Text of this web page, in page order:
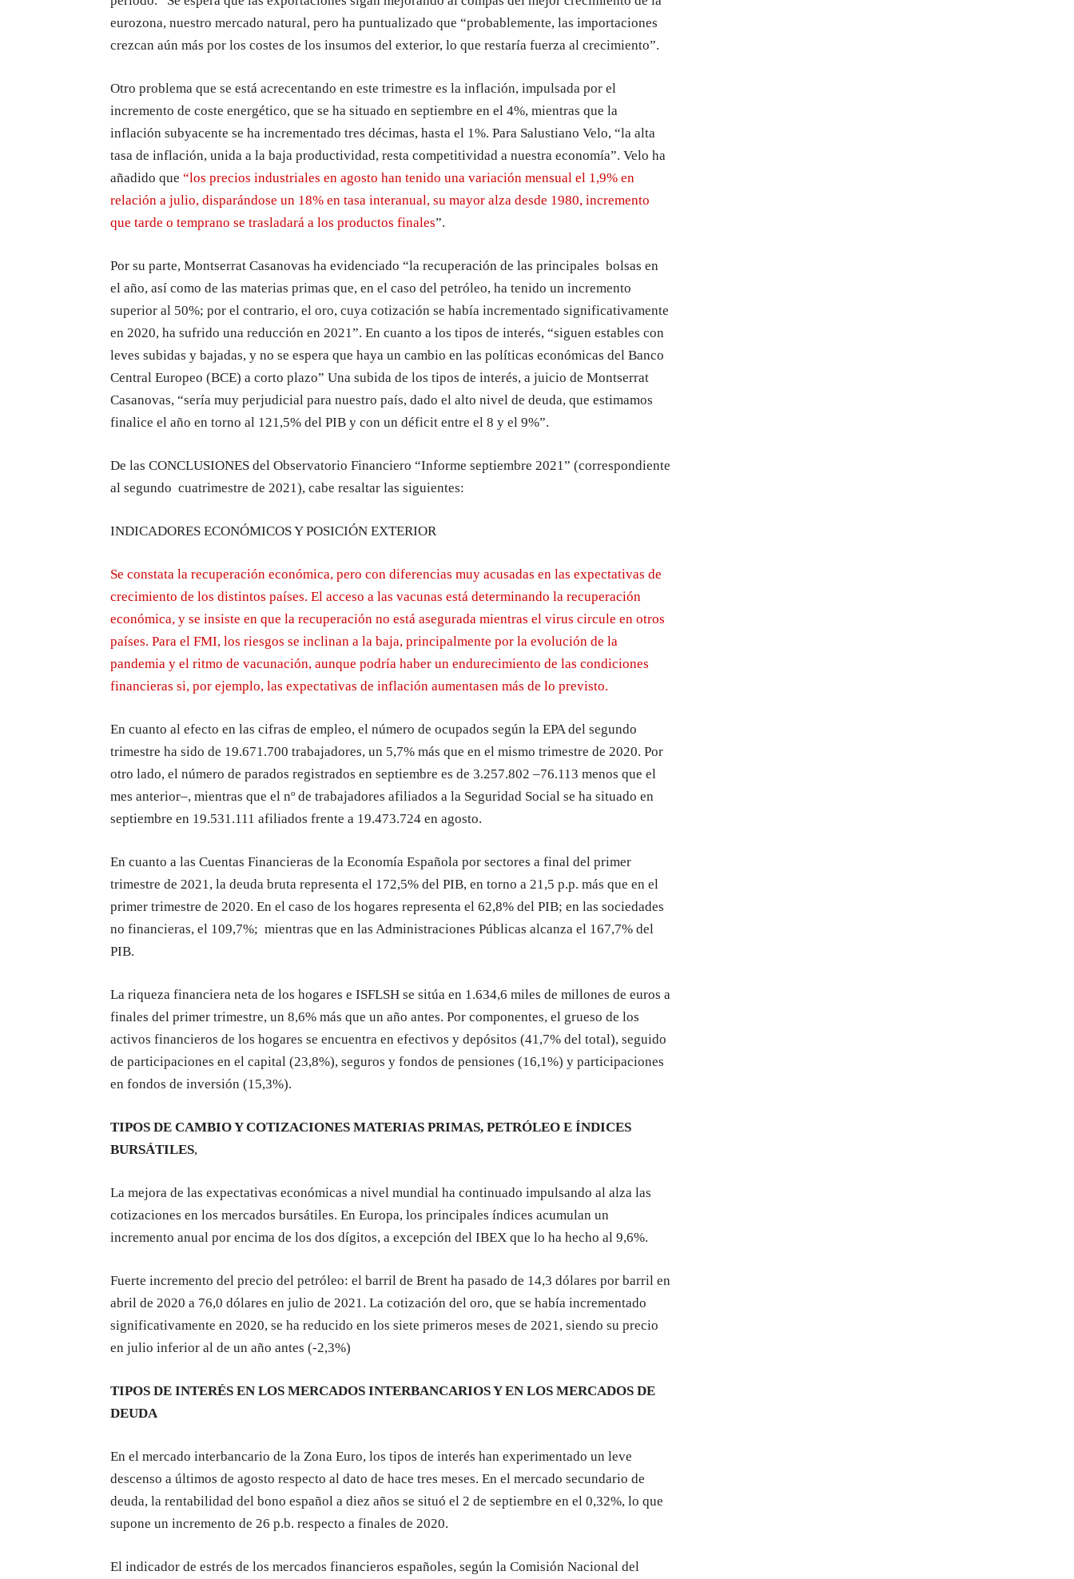
eurozona, nuestro mercado natural, pero ha puntualizado que “probablemente, las importaciones
crezcan aún más por los costes de los insumos del exterior, lo que restaría fuerza al crecimiento”.
Otro problema que se está acrecentando en este trimestre es la inflación, impulsada por el
incremento de coste energético, que se ha situado en septiembre en el 4%, mientras que la
inflación subyacente se ha incrementado tres décimas, hasta el 1%. Para Salustiano Velo, “la alta
tasa de inflación, unida a la baja productividad, resta competitividad a nuestra economía”. Velo ha
añadido que “los precios industriales en agosto han tenido una variación mensual el 1,9% en
relación a julio, disparándose un 18% en tasa interanual, su mayor alza desde 1980, incremento
que tarde o temprano se trasladará a los productos finales”.
Por su parte, Montserrat Casanovas ha evidenciado “la recuperación de las principales bolsas en
el año, así como de las materias primas que, en el caso del petróleo, ha tenido un incremento
superior al 50%; por el contrario, el oro, cuya cotización se había incrementado significativamente
en 2020, ha sufrido una reducción en 2021”. En cuanto a los tipos de interés, “siguen estables con
leves subidas y bajadas, y no se espera que haya un cambio en las políticas económicas del Banco
Central Europeo (BCE) a corto plazo” Una subida de los tipos de interés, a juicio de Montserrat
Casanovas, “sería muy perjudicial para nuestro país, dado el alto nivel de deuda, que estimamos
finalice el año en torno al 121,5% del PIB y con un déficit entre el 8 y el 9%”.
De las CONCLUSIONES del Observatorio Financiero “Informe septiembre 2021” (correspondiente
al segundo cuatrimestre de 2021), cabe resaltar las siguientes:
INDICADORES ECONÓMICOS Y POSICIÓN EXTERIOR
Se constata la recuperación económica, pero con diferencias muy acusadas en las expectativas de
crecimiento de los distintos países. El acceso a las vacunas está determinando la recuperación
económica, y se insiste en que la recuperación no está asegurada mientras el virus circule en otros
países. Para el FMI, los riesgos se inclinan a la baja, principalmente por la evolución de la
pandemia y el ritmo de vacunación, aunque podría haber un endurecimiento de las condiciones
financieras si, por ejemplo, las expectativas de inflación aumentasen más de lo previsto.
En cuanto al efecto en las cifras de empleo, el número de ocupados según la EPA del segundo
trimestre ha sido de 19.671.700 trabajadores, un 5,7% más que en el mismo trimestre de 2020. Por
otro lado, el número de parados registrados en septiembre es de 3.257.802 –76.113 menos que el
mes anterior–, mientras que el nº de trabajadores afiliados a la Seguridad Social se ha situado en
septiembre en 19.531.111 afiliados frente a 19.473.724 en agosto.
En cuanto a las Cuentas Financieras de la Economía Española por sectores a final del primer
trimestre de 2021, la deuda bruta representa el 172,5% del PIB, en torno a 21,5 p.p. más que en el
primer trimestre de 2020. En el caso de los hogares representa el 62,8% del PIB; en las sociedades
no financieras, el 109,7%; mientras que en las Administraciones Públicas alcanza el 167,7% del
PIB.
La riqueza financiera neta de los hogares e ISFLSH se sitúa en 1.634,6 miles de millones de euros a
finales del primer trimestre, un 8,6% más que un año antes. Por componentes, el grueso de los
activos financieros de los hogares se encuentra en efectivos y depósitos (41,7% del total), seguido
de participaciones en el capital (23,8%), seguros y fondos de pensiones (16,1%) y participaciones
en fondos de inversión (15,3%).
TIPOS DE CAMBIO Y COTIZACIONES MATERIAS PRIMAS, PETRÓLEO E ÍNDICES
BURSÁTILES,
La mejora de las expectativas económicas a nivel mundial ha continuado impulsando al alza las
cotizaciones en los mercados bursátiles. En Europa, los principales índices acumulan un
incremento anual por encima de los dos dígitos, a excepción del IBEX que lo ha hecho al 9,6%.
Fuerte incremento del precio del petróleo: el barril de Brent ha pasado de 14,3 dólares por barril en
abril de 2020 a 76,0 dólares en julio de 2021. La cotización del oro, que se había incrementado
significativamente en 2020, se ha reducido en los siete primeros meses de 2021, siendo su precio
en julio inferior al de un año antes (-2,3%)
TIPOS DE INTERÉS EN LOS MERCADOS INTERBANCARIOS Y EN LOS MERCADOS DE
DEUDA
En el mercado interbancario de la Zona Euro, los tipos de interés han experimentado un leve
descenso a últimos de agosto respecto al dato de hace tres meses. En el mercado secundario de
deuda, la rentabilidad del bono español a diez años se situó el 2 de septiembre en el 0,32%, lo que
supone un incremento de 26 p.b. respecto a finales de 2020.
El indicador de estrés de los mercados financieros españoles, según la Comisión Nacional del